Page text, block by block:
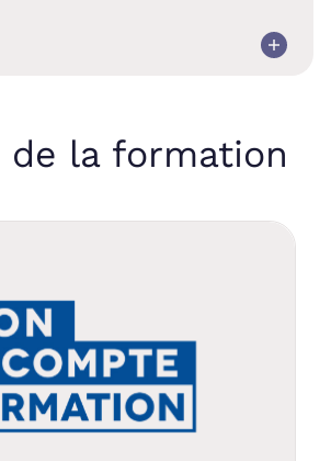
de la formation